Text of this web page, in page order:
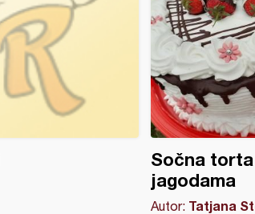
Sočna
jagodama
Autor: Tatjana